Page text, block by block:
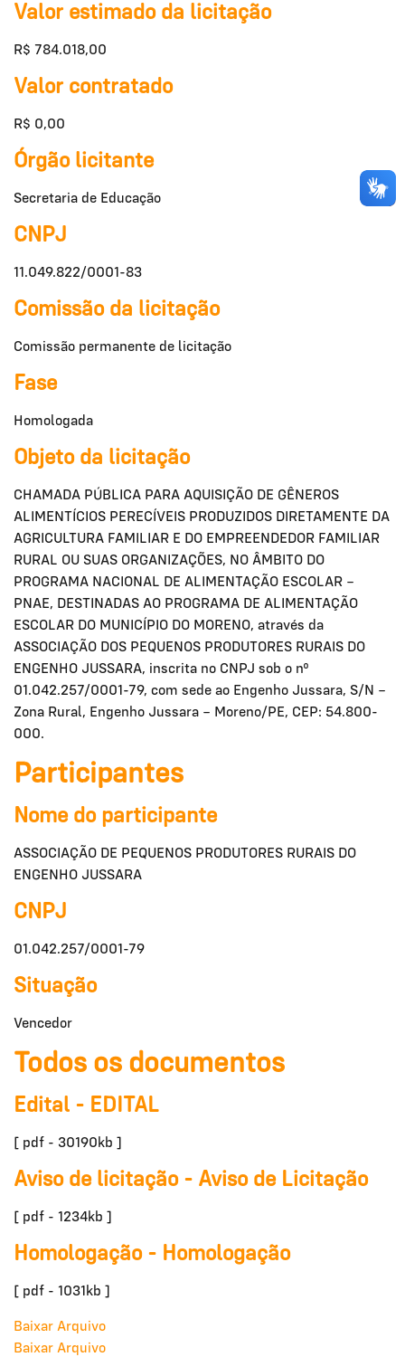
Valor estimado da licitação
R$ 784.018,00
Valor contratado
R$ 0,00
Órgão licitante
Secretaria de Educação
CNPJ
11.049.822/0001-83
Comissão da licitação
Comissão permanente de licitação
Fase
Homologada
Objeto da licitação
CHAMADA PÚBLICA PARA AQUISIÇÃO DE GÊNEROS
ALIMENTÍCIOS PERECÍVEIS PRODUZIDOS DIRETAMENTE DA
AGRICULTURA FAMILIAR E DO EMPREENDEDOR FAMILIAR
RURAL OU SUAS ORGANIZAÇÕES, NO ÂMBITO DO
PROGRAMA NACIONAL DE ALIMENTAÇÃO ESCOLAR –
PNAE, DESTINADAS AO PROGRAMA DE ALIMENTAÇÃO
ESCOLAR DO MUNICÍPIO DO MORENO, através da
ASSOCIAÇÃO DOS PEQUENOS PRODUTORES RURAIS DO
ENGENHO JUSSARA, inscrita no CNPJ sob o nº
01.042.257/0001-79, com sede ao Engenho Jussara, S/N –
Zona Rural, Engenho Jussara – Moreno/PE, CEP: 54.800-
000.
Participantes
Nome do participante
ASSOCIAÇÃO DE PEQUENOS PRODUTORES RURAIS DO
ENGENHO JUSSARA
CNPJ
01.042.257/0001-79
Situação
Vencedor
Todos os documentos
Edital - EDITAL
[ pdf - 30190kb ]
Aviso de licitação - Aviso de Licitação
[ pdf - 1234kb ]
Homologação - Homologação
[ pdf - 1031kb ]
Baixar Arquivo
Baixar Arquivo